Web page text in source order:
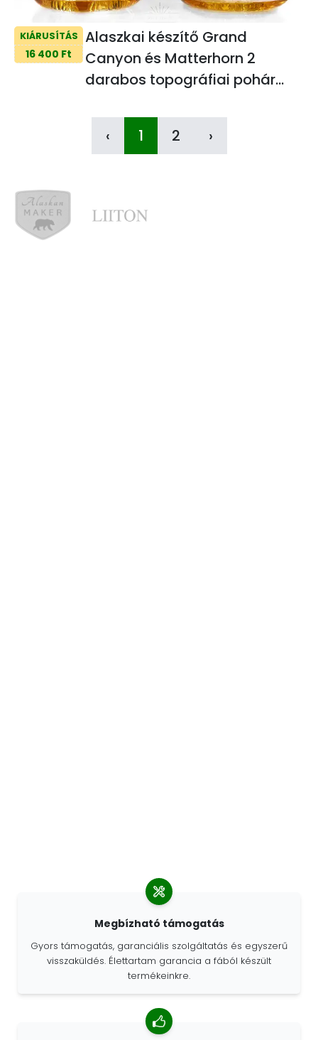
KIÁRUSÍTÁS
16 400 Ft
Alaszkai készítő Grand
Canyon és Matterhorn 2
darabos topográfiai pohár
‹
1 2 ›
Megbízható támogatás
Gyors támogatás, garanciális szolgáltatás és egyszerű
visszaküldés. Élettartam garancia a fából készült
termékeinkre.